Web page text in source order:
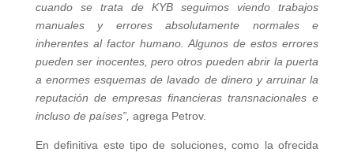
cuando se trata de KYB seguimos viendo trabajos
manuales y errores absolutamente normales e
inherentes al factor humano. Algunos de estos errores
pueden ser inocentes, pero otros pueden abrir la puerta
a enormes esquemas de lavado de dinero y arruinar la
reputación de empresas financieras transnacionales e
incluso de países”, agrega Petrov.
En definitiva este tipo de soluciones, como la ofrecida